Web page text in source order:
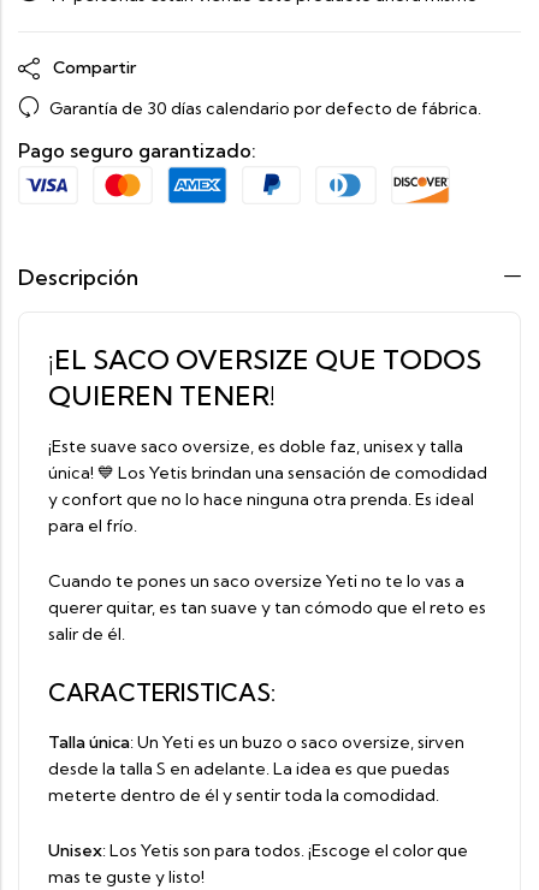
Compartir
Garantía de 30 días calendario por defecto de fábrica.
Pago seguro garantizado:
Descripción
¡EL SACO OVERSIZE QUE TODOS
QUIEREN TENER!
¡Este suave saco oversize, es doble faz, unisex y talla
única! 💙 Los Yetis brindan una sensación de comodidad
y confort que no lo hace ninguna otra prenda. Es ideal
para el frío.
Cuando te pones un saco oversize Yeti no te lo vas a
querer quitar, es tan suave y tan cómodo que el reto es
salir de él.
CARACTERISTICAS:
Talla única: Un Yeti es un buzo o saco oversize, sirven
desde la talla S en adelante. La idea es que puedas
meterte dentro de él y sentir toda la comodidad.
Unisex: Los Yetis son para todos. ¡Escoge el color que
mas te guste y listo!